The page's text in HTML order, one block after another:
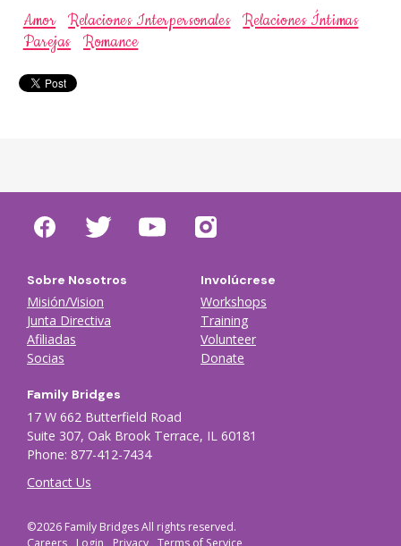
Amor Relaciones Interpersonales
Relaciones Íntimas
Parejas
Romance
Sobre Nosotros
Misión/Vision
Junta Directiva
Afiliadas
Socias
Involúcrese
Workshops
Training
Volunteer
Donate
Family Bridges
17 W 662 Butterfield Road
Suite 307, Oak Brook Terrace, IL 60181
Phone: 877-412-7434
Contact Us
©2026 Family Bridges All rights reserved.
Careers Login Privacy Terms of Service